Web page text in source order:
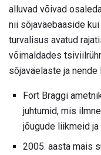
alluvad võivad
nii sõjaväebaaside
turvalisus avatud
võimaldades
sõjaväelaste ja nende
Fort Braggi
juhtumid, mis
jõugude liikmeid
2005. aasta mais